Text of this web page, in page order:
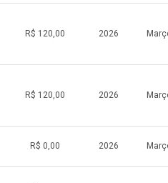
R$ 120,00 2026
R$ 120,00 2026
R$ 0,00 2026